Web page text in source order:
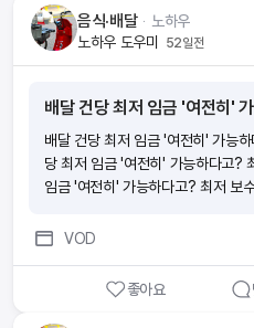
음식·배달ᆞ 노하우
노하우 도우미
52일전
배달 건당 최저 임금 '여전히' 가능
당 최저 임금 '여전히' 가능하다고?
임금 '여전히' 가능하다고? 최저 보
VOD
좋아요